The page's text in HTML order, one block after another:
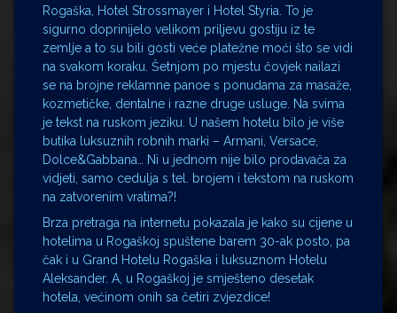
Rogaška, Hotel Strossmayer i Hotel Styria. To je
sigurno doprinijelo velikom priljevu gostiju iz te
zemlje a to su bili gosti veće platežne moći što se vidi
na svakom koraku. Šetnjom po mjestu čovjek nailazi
se na brojne reklamne panoe s ponudama za masaže,
kozmetičke, dentalne i razne druge usluge. Na svima
je tekst na ruskom jeziku. U našem hotelu bilo je više
butika luksuznih robnih marki – Armani, Versace,
Dolce&Gabbana… Ni u jednom nije bilo prodavača za
vidjeti, samo cedulja s tel. brojem i tekstom na ruskom
na zatvorenim vratima?!
Brza pretraga na internetu pokazala je kako su cijene u
hotelima u Rogaškoj spuštene barem 30-ak posto, pa
čak i u Grand Hotelu Rogaška i luksuznom Hotelu
Aleksander. A, u Rogaškoj je smješteno desetak
hotela, većinom onih sa četiri zvjezdice!